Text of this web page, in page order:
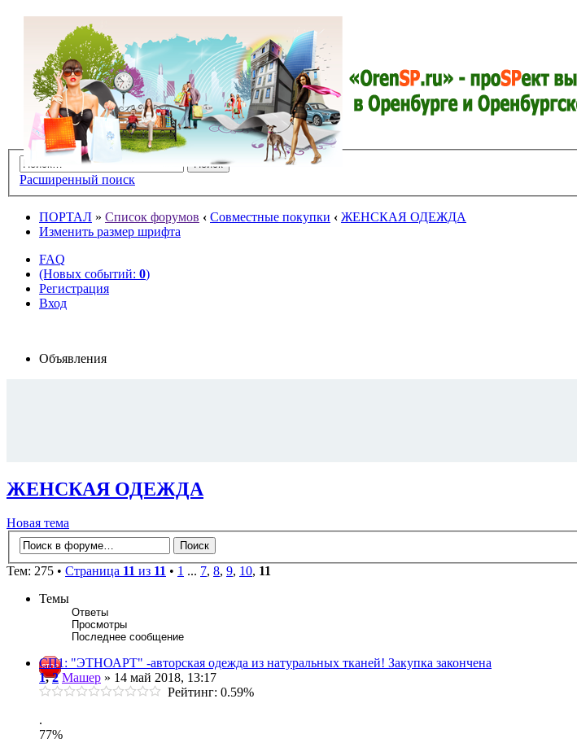
Расширенный поиск
ПОРТАЛ » Список форумов ‹ Совместные покупки ‹ ЖЕНСКАЯ ОДЕЖДА
Изменить размер шрифта
FAQ
(Новых событий: 0)
Регистрация
Вход
Объявления
ЖЕНСКАЯ ОДЕЖДА
Новая тема
Тем: 275 • Страница 11 из 11 • 1 ... 7, 8, 9, 10, 11
Темы
Ответы
Просмотры
Последнее сообщение
СП1: "ЭТНОАРТ" -авторская одежда из натуральных тканей! Закупка закончена
1,2 Машер » 14 май 2018, 13:17
Рейтинг: 0.59%
.
77%